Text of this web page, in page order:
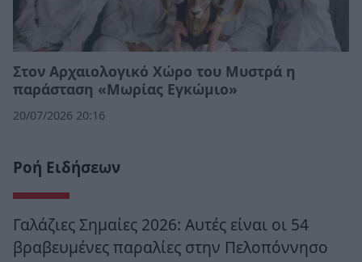
Στον Αρχαιολογικό Χώρο του Μυστρά η
παράσταση «Μωρίας Εγκώμιο»
20/07/2026 20:16
Ροή Ειδήσεων
Γαλάζιες Σημαίες 2026: Αυτές είναι οι 54
βραβευμένες παραλίες στην Πελοπόννησο